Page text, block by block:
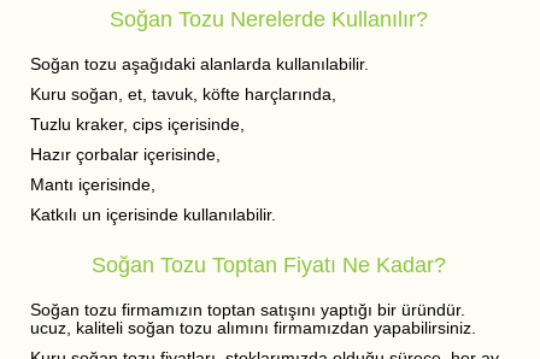
Soğan Tozu Nerelerde Kullanılır?
Soğan tozu aşağıdaki alanlarda kullanılabilir.
Kuru soğan, et, tavuk, köfte harçlarında,
Tuzlu kraker, cips içerisinde,
Hazır çorbalar içerisinde,
Mantı içerisinde,
Katkılı un içerisinde kullanılabilir.
Soğan Tozu Toptan Fiyatı Ne Kadar?
Soğan tozu firmamızın toptan satışını yaptığı bir üründür.
ucuz, kaliteli soğan tozu alımını firmamızdan yapabilirsiniz.